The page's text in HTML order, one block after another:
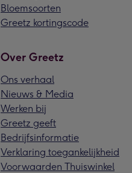
Bloemsoorten
Greetz kortingscode
Over Greetz
Ons verhaal
Nieuws & Media
Werken bij
Greetz geeft
Bedrijfsinformatie
Verklaring toegankelijkheid
Voorwaarden Thuiswinkel